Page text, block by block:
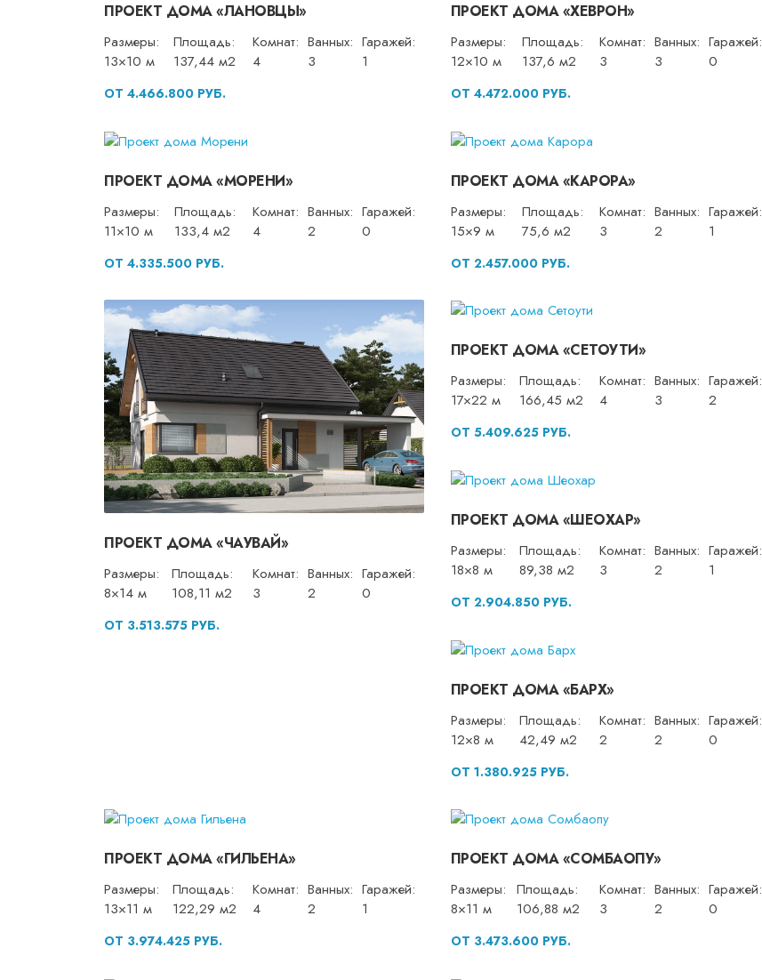
ПРОЕКТ ДОМА «ЛАНОВЦЫ»
Размеры:
13×10 м
Площадь:
137,44 м2
Комнат:
4
Ванных:
3
Гаражей:
1
ОТ 4.466.800 РУБ.
ПРОЕКТ ДОМА «ХЕВРОН»
Размеры:
12×10 м
Площадь:
137,6 м2
Комнат:
3
Ванных:
3
Гаражей:
0
ОТ 4.472.000 РУБ.
ПРОЕКТ ДОМА «МОРЕНИ»
Размеры:
11×10 м
Площадь:
133,4 м2
Комнат:
4
Ванных:
2
Гаражей:
0
ОТ 4.335.500 РУБ.
ПРОЕКТ ДОМА «КАРОРА»
Размеры:
15×9 м
Площадь:
75,6 м2
Комнат:
3
Ванных:
2
Гаражей:
1
ОТ 2.457.000 РУБ.
ПРОЕКТ ДОМА «ЧАУВАЙ»
Размеры:
8×14 м
Площадь:
108,11 м2
Комнат:
3
Ванных:
2
Гаражей:
0
ОТ 3.513.575 РУБ.
ПРОЕКТ ДОМА «СЕТОУТИ»
Размеры:
17×22 м
Площадь:
166,45 м2
Комнат:
4
Ванных:
3
Гаражей:
2
ОТ 5.409.625 РУБ.
ПРОЕКТ ДОМА «ШЕОХАР»
Размеры:
18×8 м
Площадь:
89,38 м2
Комнат:
3
Ванных:
2
Гаражей:
1
ОТ 2.904.850 РУБ.
ПРОЕКТ ДОМА «БАРХ»
Размеры:
12×8 м
Площадь:
42,49 м2
Комнат:
2
Ванных:
2
Гаражей:
0
ОТ 1.380.925 РУБ.
ПРОЕКТ ДОМА «ГИЛЬЕНА»
Размеры:
13×11 м
Площадь:
122,29 м2
Комнат:
4
Ванных:
2
Гаражей:
1
ОТ 3.974.425 РУБ.
ПРОЕКТ ДОМА «СОМБАОПУ»
Размеры:
8×11 м
Площадь:
106,88 м2
Комнат:
3
Ванных:
2
Гаражей:
0
ОТ 3.473.600 РУБ.